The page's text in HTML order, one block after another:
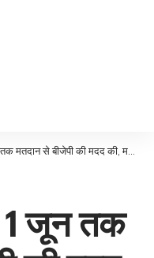
मदद की, ममता बनर्जी ने ऐसा क्यों कहा; PM मोदी पर भी आरोप…
1 जून तक